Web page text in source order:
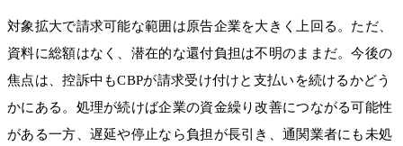
対象拡大で請求可能な範囲は原告企業を大きく上回る。ただ、
資料に総額はなく、潜在的な還付負担は不明のままだ。今後の
焦点は、控訴中もCBPが請求受け付けと支払いを続けるかどう
かにある。処理が続けば企業の資金繰り改善につながる可能性
がある一方、遅延や停止なら負担が長引き、通関業者にも未処